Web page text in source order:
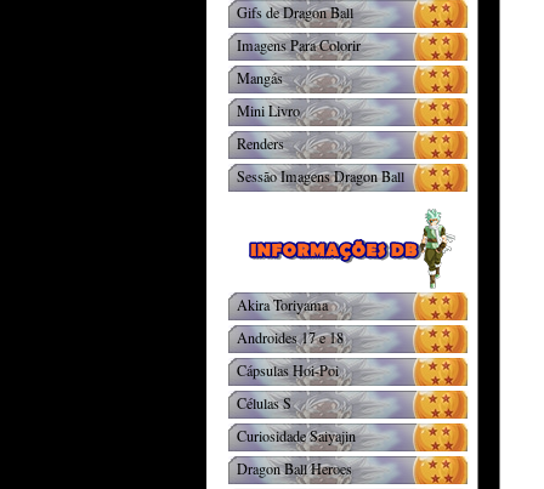
Gifs de Dragon Ball
Imagens Para Colorir
Mangás
Mini Livro
Renders
Sessão Imagens Dragon Ball
Akira Toriyama
Androides 17 e 18
Cápsulas Hoi-Poi
Células S
Curiosidade Saiyajin
Dragon Ball Heroes